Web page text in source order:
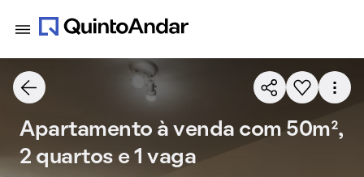
Apartamento à venda com 50m²,
2 quartos e 1 vaga